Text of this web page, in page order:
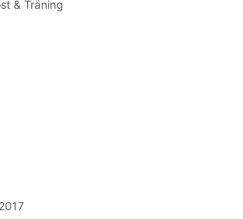
& Träning